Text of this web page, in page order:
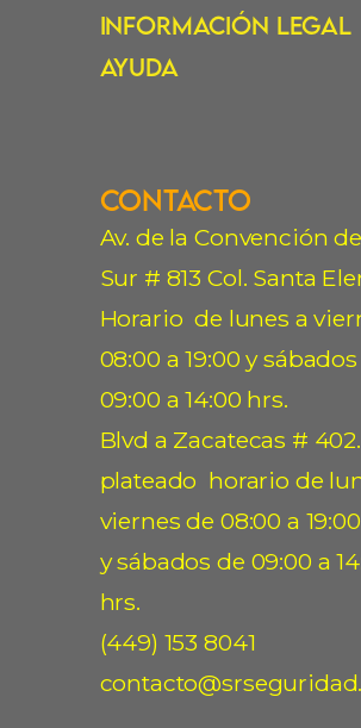
Información Legal
Ayuda
Contacto
Av. de la Convención de
Sur # 813 Col. Santa
Horario de lunes a
08:00 a 19:00 y
09:00 a 14:00 hrs.
Blvd a Zacatecas #
plateado horario de
viernes de 08:00 a 19:00
y sábados de 09:00 a
hrs.
(449) 153 8041